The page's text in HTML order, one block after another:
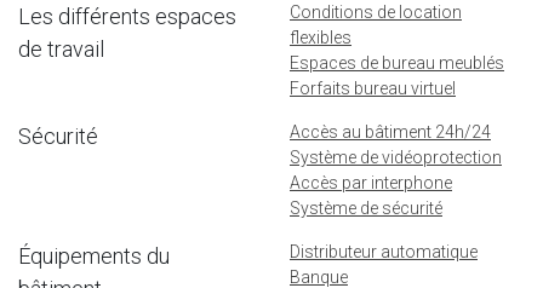
Les différents espaces
de travail
Conditions de location
flexibles
Espaces de bureau meublés
Forfaits bureau virtuel
Sécurité
Accès au bâtiment 24h/24
Système de vidéoprotection
Accès par interphone
Système de sécurité
Équipements du
Distributeur automatique
Banque